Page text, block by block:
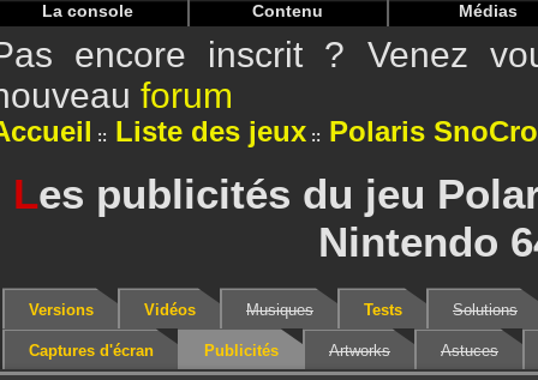
La console Contenu Médias
encore inscrit ? Venez
forum
Liste des jeux Polaris
Les publicités du jeu
Nintendo
Versions Vidéos Musiques Tests Solutions
Captures d'écran Publicités Artworks Astuces